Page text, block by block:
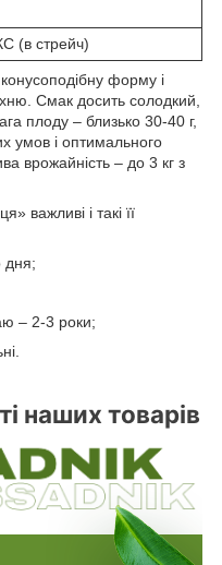
(в стрейч)
форму і
Смак досить солодкий,
плоду – близько 30-40 г,
умов і оптимального
врожайність – до 3 кг з
важливі і такі її
дня;
– 2-3 роки;
наших товарів